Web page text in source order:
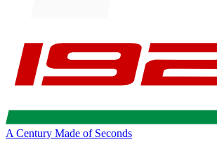
A Century Made of Seconds